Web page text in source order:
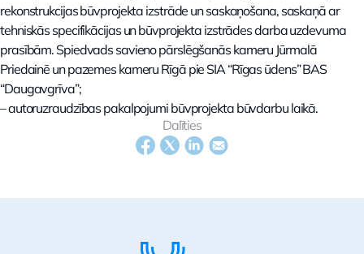
rekonstrukcijas būvprojekta izstrāde un saskaņošana, saskaņā ar
tehniskās specifikācijas un būvprojekta izstrādes darba uzdevuma
prasībām. Spiedvads savieno pārslēgšanās kameru Jūrmalā
Priedainē un pazemes kameru Rīgā pie SIA “Rīgas ūdens” BAS
“Daugavgrīva”;
– autoruzraudzības pakalpojumi būvprojekta būvdarbu laikā.
Dalīties